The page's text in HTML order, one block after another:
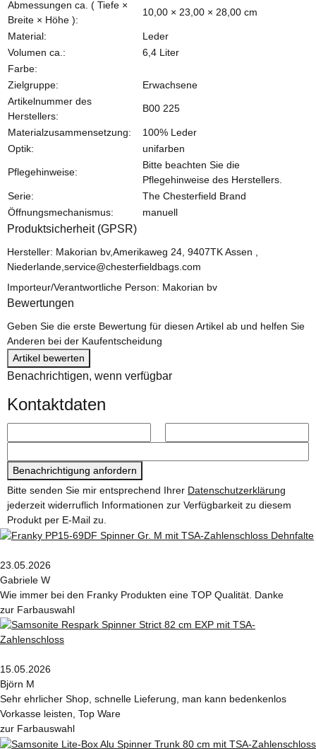
Abmessungen ca. ( Tiefe ×
Breite × Höhe ):
10,00 × 23,00 × 28,00 cm
Material:
Leder
Volumen ca.:
6,4 Liter
Farbe:
Zielgruppe:
Erwachsene
Artikelnummer des
Herstellers:
B00 225
Materialzusammensetzung:
100% Leder
Optik:
unifarben
Pflegehinweise:
Bitte beachten Sie die
Pflegehinweise des Herstellers.
Serie:
The Chesterfield Brand
Öffnungsmechanismus:
manuell
Produktsicherheit (GPSR)
Hersteller: Makorian bv,Amerikaweg 24, 9407TK Assen ,
Niederlande,service@chesterfieldbags.com
Importeur/Verantwortliche Person: Makorian bv
Bewertungen
Geben Sie die erste Bewertung für diesen Artikel ab und helfen Sie
Anderen bei der Kaufentscheidung
Artikel bewerten
Benachrichtigen, wenn verfügbar
Kontaktdaten
Benachrichtigung anfordern
Bitte senden Sie mir entsprechend Ihrer Datenschutzerklärung
jederzeit widerruflich Informationen zur Verfügbarkeit zu diesem
Produkt per E-Mail zu.
23.05.2026
Gabriele W
Wie immer bei den Franky Produkten eine TOP Qualität. Danke
zur Farbauswahl
15.05.2026
Björn M
Sehr ehrlicher Shop, schnelle Lieferung, man kann bedenkenlos
Vorkasse leisten, Top Ware
zur Farbauswahl